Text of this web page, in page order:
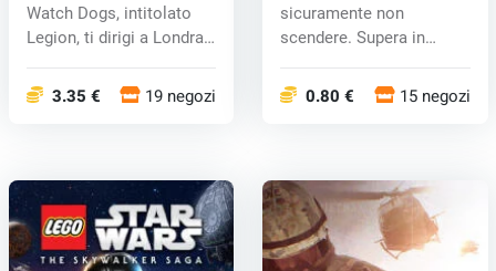
Watch Dogs, intitolato
Legion, ti dirigi a Londra
3.35 € 19 negozi
sicuramente non
scendere. Supera in
0.80 € 15 negozi